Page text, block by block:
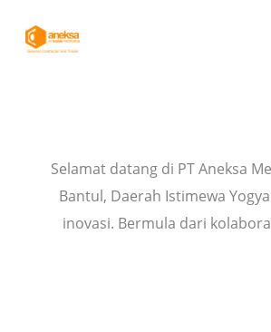
Skip
Selamat datang di PT Aneksa
Bantul, Daerah Istimewa
inovasi. Bermula dari